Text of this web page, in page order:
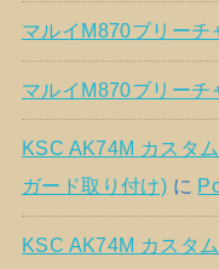
マルイM870ブリーチ
マルイM870ブリーチ
KSC AK74M カスタ
ガード取り付け) に
KSC AK74M カスタ